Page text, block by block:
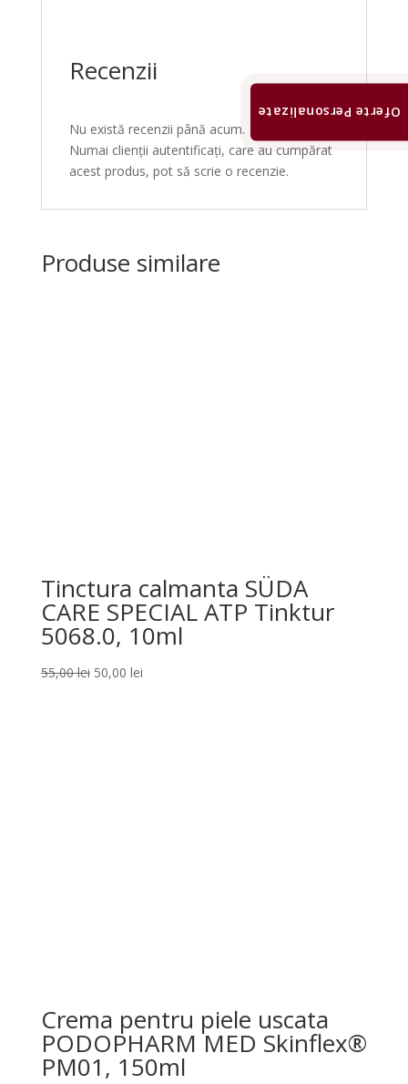
Recenzii
Nu există recenzii până acum.
Numai clienții autentificați, care au cumpărat
acest produs, pot să scrie o recenzie.
Produse similare
Tinctura calmanta SÜDA
CARE SPECIAL ATP Tinktur
5068.0, 10ml
55,00lei Prețul
50,00 leiPrețul
Crema pentru piele uscata
PODOPHARM MED Skinflex®
PM01, 150ml
Oferte Personalizate